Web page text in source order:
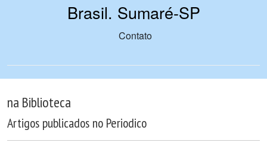
Brasil. Sumaré-SP
Contato
na Biblioteca
Artigos publicados no Periodico